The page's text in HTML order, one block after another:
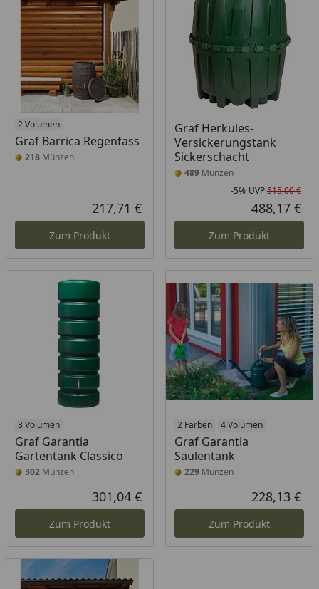
2 Volumen
Graf Barrica Regenfass
218 Münzen
Aktueller Preis
217,71 €
Zum Produkt
Graf Herkules-
Versickerungstank
Sickerschacht
489Münzen
-5% UVP515,00 €
488,17 €
Zum Produkt
3 Volumen
Graf Garantia
Gartentank Classico
302 Münzen
Aktueller Preis
301,04 €
Zum Produkt
2 Farben 4 Volumen
Graf Garantia
Säulentank
229Münzen
228,13 €
Zum Produkt